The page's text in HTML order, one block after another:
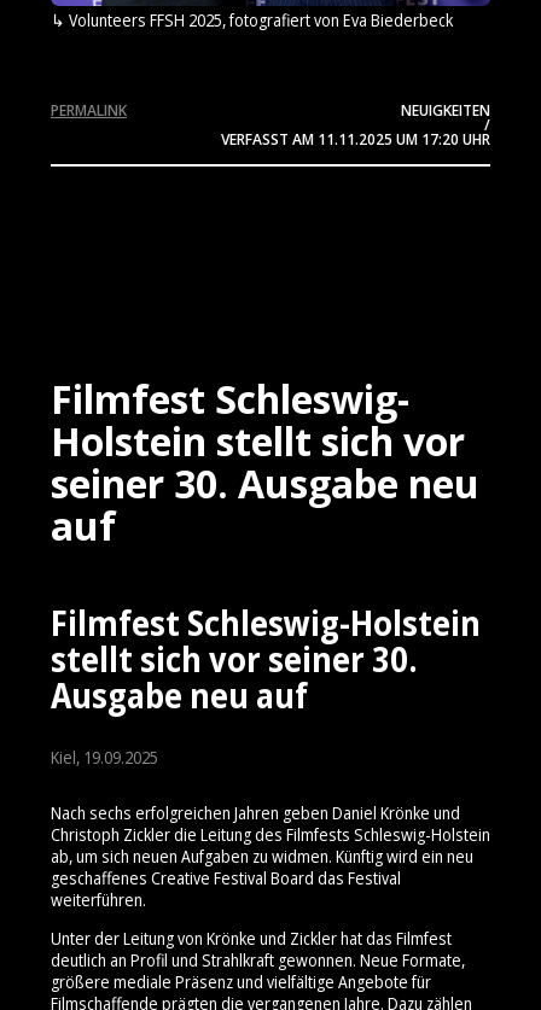
Volunteers FFSH 2025, fotografiert von Eva Biederbeck
NEUIGKEITEN
/
VERFASST AM 11.11.2025 UM 17:20 UHR
PERMALINK
Filmfest Schleswig-
Holstein stellt sich vor
seiner 30. Ausgabe neu
auf
Filmfest Schleswig-Holstein
stellt sich vor seiner 30.
Ausgabe neu auf
Kiel, 19.09.2025
Nach sechs erfolgreichen Jahren geben Daniel Krönke und
Christoph Zickler die Leitung des Filmfests Schleswig-Holstein
ab, um sich neuen Aufgaben zu widmen. Künftig wird ein neu
geschaffenes Creative Festival Board das Festival
weiterführen.
Unter der Leitung von Krönke und Zickler hat das Filmfest
deutlich an Profil und Strahlkraft gewonnen. Neue Formate,
größere mediale Präsenz und vielfältige Angebote für
Filmschaffende prägten die vergangenen Jahre. Dazu zählen